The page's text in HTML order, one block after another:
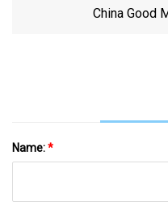
Eisen/
Metall,
China Good
Name:*